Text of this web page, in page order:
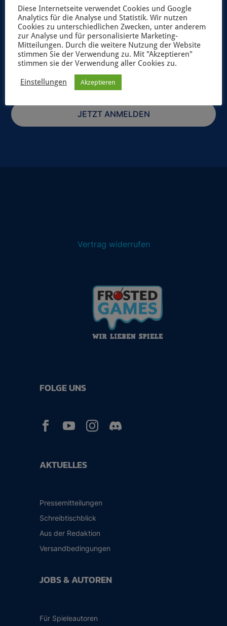
Dritte weiter. Weitere Informationen zum Newsletterversand
findest du in unsererDatenschutzerklärung.
JETZT ANMELDEN
Vertrag widerrufen
AKTUELLES
Pressemitteilungen
Schreibtischblick
Aus der Redaktion
Versandbedingungen
JOBS & AUTOREN
Für Spieleautoren
FOLGE UNS
  
Diese Internetseite verwendet Cookies und Google
Analytics für die Analyse und Statistik. Wir nutzen
Cookies zu unterschiedlichen Zwecken, unter anderem
zur Analyse und für personalisierte Marketing-
Mitteilungen. Durch die weitere Nutzung der Website
stimmen Sie der Verwendung zu. Mit "Akzeptieren"
stimmen sie der Verwendung aller Cookies zu.
Einstellungen Akzeptieren